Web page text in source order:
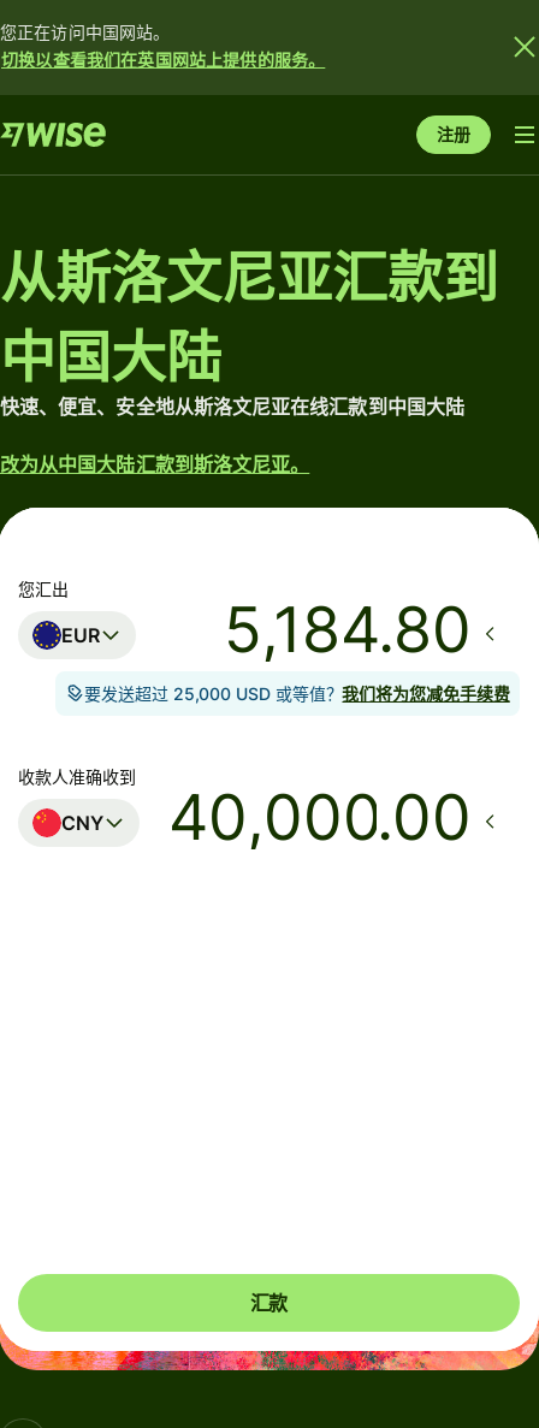
您正在访问中国网站。
切换以查看我们在英国网站上提供的服务。
注册
从斯洛文尼亚汇款到
中国大陆
快速、便宜、安全地从斯洛文尼亚在线汇款到中国大陆
改为从中国大陆汇款到斯洛文尼亚。
您汇出
EUR
要发送超过 25,000 USD 或等值？我们将为您减免手续费
收款人准确收到
CNY .00
汇款